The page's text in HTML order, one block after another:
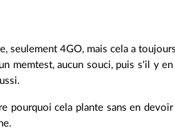
seulement 4GO, mais cela a
memtest, aucun souci, puis s'il y
pourquoi cela plante sans en